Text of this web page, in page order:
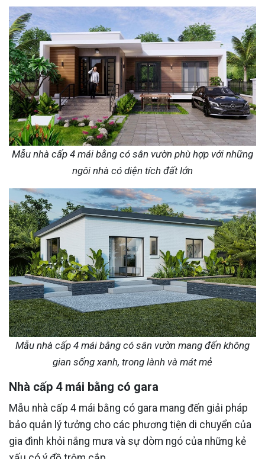
Mẫu nhà cấp 4 mái bằng có sân vườn phù hợp với những
ngôi nhà có diện tích đất lớn
Mẫu nhà cấp 4 mái bằng có sân vườn mang đến không
gian sống xanh, trong lành và mát mẻ
Nhà cấp 4 mái bằng có gara
Mẫu nhà cấp 4 mái bằng có gara mang đến giải pháp
bảo quản lý tưởng cho các phương tiện di chuyển của
gia đình khỏi nắng mưa và sự dòm ngó của những kẻ